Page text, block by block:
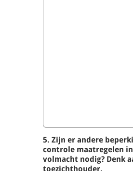
5. Zijn er andere
controle maatregelen
volmacht nodig? Denk
toezichthouder.